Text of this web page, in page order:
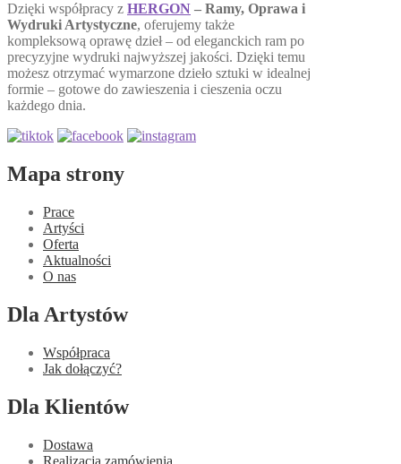
Dzięki współpracy z HERGON – Ramy, Oprawa i
Wydruki Artystyczne, oferujemy także
kompleksową oprawę dzieł – od eleganckich ram po
precyzyjne wydruki najwyższej jakości. Dzięki temu
możesz otrzymać wymarzone dzieło sztuki w idealnej
formie – gotowe do zawieszenia i cieszenia oczu
każdego dnia.
Mapa strony
Prace
Artyści
Oferta
Aktualności
O nas
Dla Artystów
Współpraca
Jak dołączyć?
Dla Klientów
Dostawa
Realizacja zamówienia